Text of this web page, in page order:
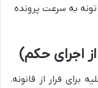
به سرعت پرونده
اجرای حکم)
برای فرار از قانونه.